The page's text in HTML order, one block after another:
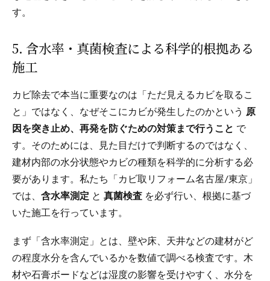
す。
5. 含水率・真菌検査による科学的根拠ある
施工
カビ除去で本当に重要なのは「ただ見えるカビを取るこ
と」ではなく、なぜそこにカビが発生したのかという
原
因を突き止め、再発を防ぐための対策まで行うこと で
す。そのためには、見た目だけで判断するのではなく、
建材内部の水分状態やカビの種類を科学的に分析する必
要があります。私たち「カビ取リフォーム名古屋/東京」
では、 含水率測定 と 真菌検査 を必ず行い、根拠に基づ
いた施工を行っています。
まず「含水率測定」とは、壁や床、天井などの建材がど
の程度水分を含んでいるかを数値で調べる検査です。木
材や石膏ボードなどは湿度の影響を受けやすく、水分を